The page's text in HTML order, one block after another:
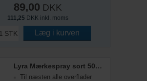
89,00 DKK
111,25 DKK inkl. moms
STK Læg i kurven
Lyra Mærkespray sort 500ml.
Til næsten alle overflader